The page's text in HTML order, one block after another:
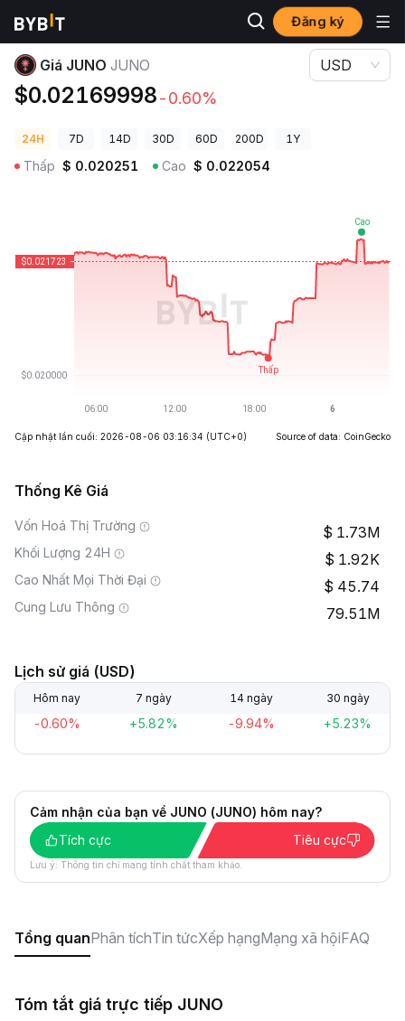
Đăng ký
Giá Tiền Điện Tử
Giá JUNO JUNO
$0.02169998-0.60%
USD
24H 7D 14D 30D 60D 200D 1Y
Thấp $ 0.020251 Cao $ 0.022054
Cập nhật lần cuối: 2026-08-06 03:16:34 (UTC+0) Source of data: CoinGecko
Thống Kê Giá
Vốn Hoá Thị Trường 1.73M
Khối Lượng 24H 1.92K
Cao Nhất Mọi Thời Đại 45.74
Cung Lưu Thông 79.51M
Lịch sử giá (USD)
Hôm nay 7 ngày 14 ngày 30 ngày
-0.60% +5.82% -9.94% +5.23%
Cảm nhận của bạn về JUNO (JUNO) hôm nay?
Tích cực
Tiêu cực
Lưu ý: Thông tin chỉ mang tính chất tham khảo.
Tổng quanPhân tíchTin tứcXếp hạngMạng xã hộiFAQ
Tóm tắt giá trực tiếp JUNO